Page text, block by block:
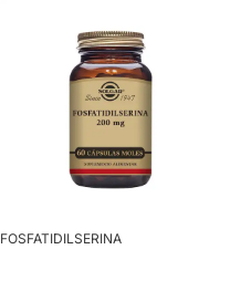
FOSFATIDILSERINA